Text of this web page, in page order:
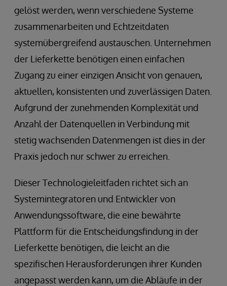
gelöst werden, wenn verschiedene Systeme
zusammenarbeiten und Echtzeitdaten
systemübergreifend austauschen. Unternehmen
der Lieferkette benötigen einen einfachen
Zugang zu einer einzigen Ansicht von genauen,
aktuellen, konsistenten und zuverlässigen Daten.
Aufgrund der zunehmenden Komplexität und
Anzahl der Datenquellen in Verbindung mit
stetig wachsenden Datenmengen ist dies in der
Praxis jedoch nur schwer zu erreichen.
Dieser Technologieleitfaden richtet sich an
Systemintegratoren und Entwickler von
Anwendungssoftware, die eine bewährte
Plattform für die Entscheidungsfindung in der
Lieferkette benötigen, die leicht an die
spezifischen Herausforderungen ihrer Kunden
angepasst werden kann, um die Abläufe in der